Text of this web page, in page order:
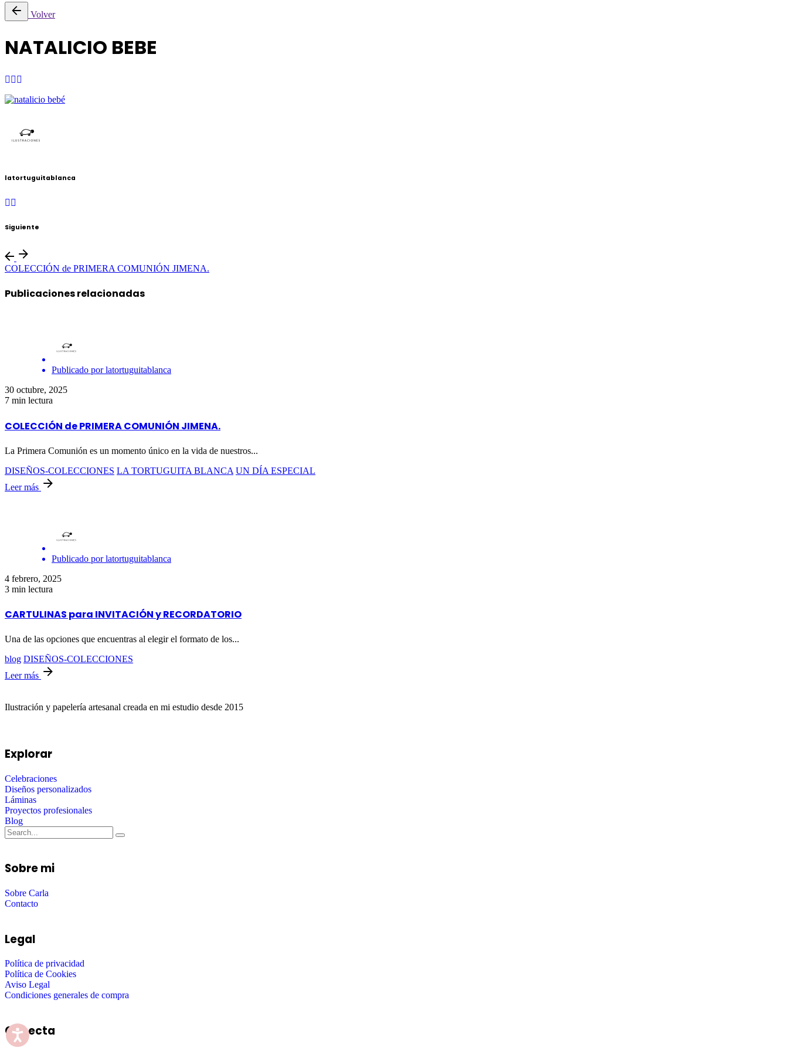
Volver
NATALICIO BEBE
latortuguitablanca
Siguiente
COLECCIÓN de PRIMERA COMUNIÓN JIMENA.
Publicaciones relacionadas
Publicado por latortuguitablanca
30 octubre, 2025
7 min lectura
COLECCIÓN de PRIMERA COMUNIÓN JIMENA.
La Primera Comunión es un momento único en la vida de nuestros...
DISEÑOS-COLECCIONES LA TORTUGUITA BLANCA UN DÍA ESPECIAL
Leer más
Publicado por latortuguitablanca
4 febrero, 2025
3 min lectura
CARTULINAS para INVITACIÓN y RECORDATORIO
Una de las opciones que encuentras al elegir el formato de los...
blog DISEÑOS-COLECCIONES
Leer más
Ilustración y papelería artesanal creada en mi estudio desde 2015
Explorar
Celebraciones
Diseños personalizados
Láminas
Proyectos profesionales
Blog
Sobre mi
Sobre Carla
Contacto
Legal
Política de privacidad
Política de Cookies
Aviso Legal
Condiciones generales de compra
Conecta